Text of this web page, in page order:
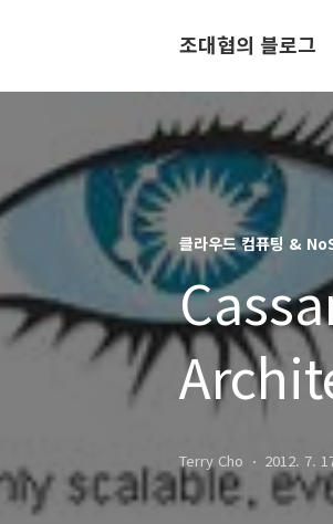
조대협의 블로그
클라우드 컴퓨팅 &
Terry Cho 2012. 7.